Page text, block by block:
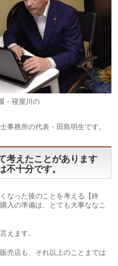
・寝屋川の
事務所の代表・田島明生です。
考えたことがあります
不十分です。
なった後のことを考える【終
入の準備は、とても大事ななこ
えます。
売店も、それ以上のことまでは